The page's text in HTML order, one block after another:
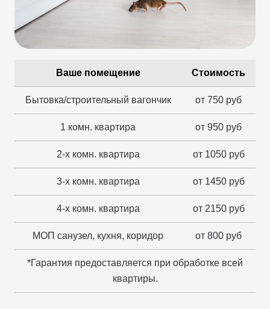
Ваше помещение Стоимость
Бытовка/строительный вагончик от 750 руб
1 комн. квартира от 950 руб
2-х комн. квартира от 1050 руб
3-х комн. квартира от 1450 руб
4-х комн. квартира от 2150 руб
МОП санузел, кухня, коридор от 800 руб
*Гарантия предоставляется при обработке всей
квартиры.